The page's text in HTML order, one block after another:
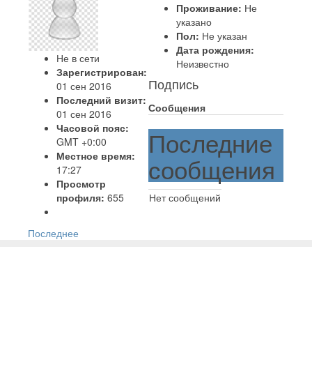
Не в сети
Зарегистрирован:
01 сен 2016
Последний визит:
01 сен 2016
Часовой пояс:
GMT +0:00
Местное время:
17:27
Просмотр
профиля: 655
Проживание: Не
указано
Пол: Не указан
Дата рождения:
Неизвестно
Подпись
Сообщения
Последние
сообщения
Нет сообщений
Последнее